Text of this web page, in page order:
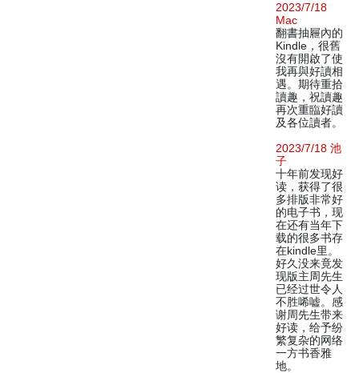
2023/7/18
Mac
翻書抽屜內的
Kindle，很舊
沒有開啟了使
我再與好讀相
遇。期待重拾
讀趣，祝讀趣
再次重臨好讀
及各位讀者。
2023/7/18 池
子
十年前发现好
读，获得了很
多排版非常好
的电子书，现
在还有当年下
载的很多书存
在kindle里。
好久没来竟发
现版主周先生
已经过世令人
不胜唏嘘。感
谢周先生带来
好读，给予纷
繁复杂的网络
一方书香雅
地。